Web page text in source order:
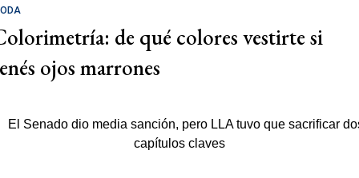
de qué colores vestirte si
ojos marrones